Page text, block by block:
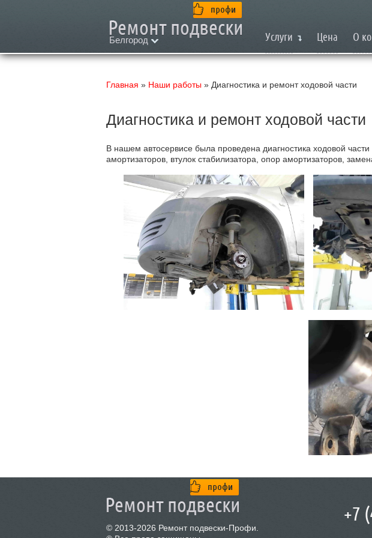
Белгород Услуги Цена О
Главная » Наши работы » Диагностика и ремонт ходовой части
Диагностика и ремонт ходовой части
В нашем автосервисе была проведена диагностика ходовой
амортизаторов, втулок стабилизатора, опор амортизаторов,
© 2013-2026 Ремонт подвески-Профи.
+7